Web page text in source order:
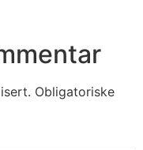
Obligatoriske